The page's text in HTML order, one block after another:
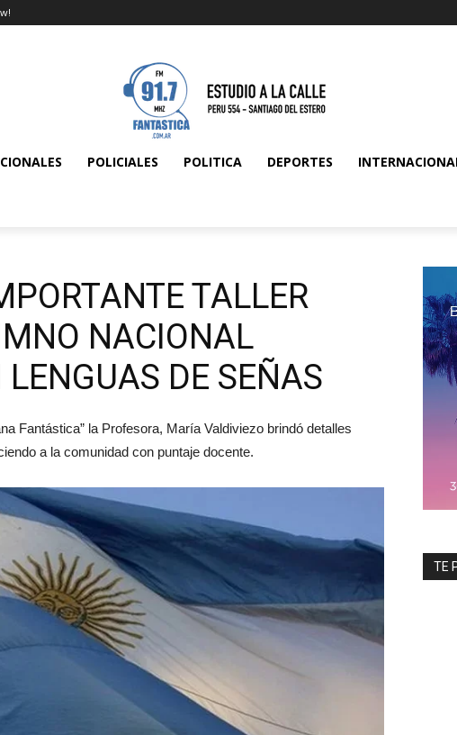
POLICIALES POLITICA DEPORTES
TALLER
NACIONAL
DE SEÑAS
Fantástica” la Profesora, María Valdiviezo brindó detalles
a la comunidad con puntaje docente.
TE